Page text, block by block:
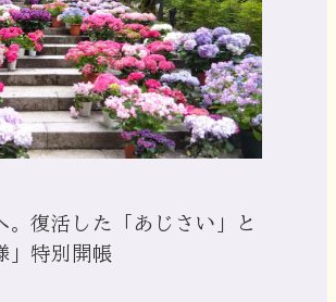
。復活した「あじさい」と
」特別開帳